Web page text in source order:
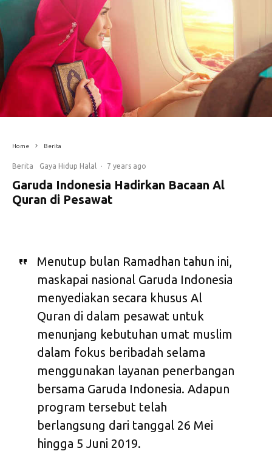
Home Berita
Berita Gaya Hidup Halal · 7 years ago
Garuda Indonesia Hadirkan Bacaan Al
Quran di Pesawat
Menutup bulan Ramadhan tahun ini,
maskapai nasional Garuda Indonesia
menyediakan secara khusus Al
Quran di dalam pesawat untuk
menunjang kebutuhan umat muslim
dalam fokus beribadah selama
menggunakan layanan penerbangan
bersama Garuda Indonesia. Adapun
program tersebut telah
berlangsung dari tanggal 26 Mei
hingga 5 Juni 2019.